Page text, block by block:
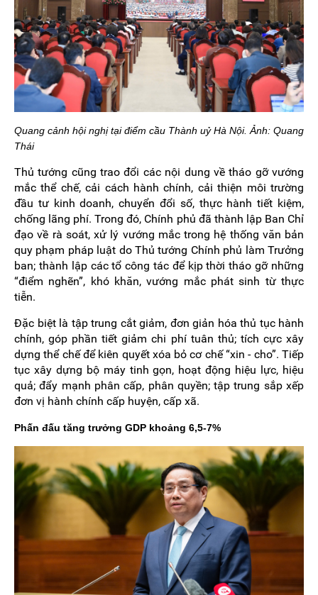
Quang cảnh hội nghị tại điểm cầu Thành uỷ Hà Nội. Ảnh: Quang
Thái
Thủ tướng cũng trao đổi các nội dung về tháo gỡ vướng
mắc thể chế, cải cách hành chính, cải thiện môi trường
đầu tư kinh doanh, chuyển đổi số, thực hành tiết kiệm,
chống lãng phí. Trong đó, Chính phủ đã thành lập Ban Chỉ
đạo về rà soát, xử lý vướng mắc trong hệ thống văn bản
quy phạm pháp luật do Thủ tướng Chính phủ làm Trưởng
ban; thành lập các tổ công tác để kịp thời tháo gỡ những
“điểm nghẽn”, khó khăn, vướng mắc phát sinh từ thực
tiễn.
Đặc biệt là tập trung cắt giảm, đơn giản hóa thủ tục hành
chính, góp phần tiết giảm chi phí tuân thủ; tích cực xây
dựng thể chế để kiên quyết xóa bỏ cơ chế “xin - cho”. Tiếp
tục xây dựng bộ máy tinh gọn, hoạt động hiệu lực, hiệu
quả; đẩy mạnh phân cấp, phân quyền; tập trung sắp xếp
đơn vị hành chính cấp huyện, cấp xã.
Phấn đấu tăng trưởng GDP khoảng 6,5-7%